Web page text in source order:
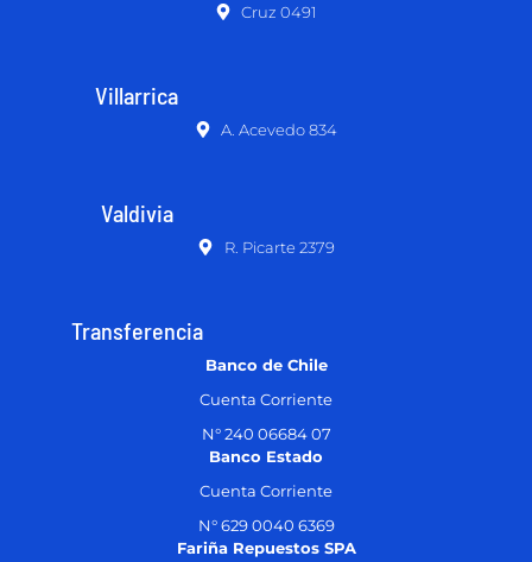
Cruz 0491
Villarrica
A. Acevedo 834
Valdivia
R. Picarte 2379
Transferencia
Banco de Chile
Cuenta Corriente
N° 240 06684 07
Banco Estado
Cuenta Corriente
N° 629 0040 6369
Fariña Repuestos SPA